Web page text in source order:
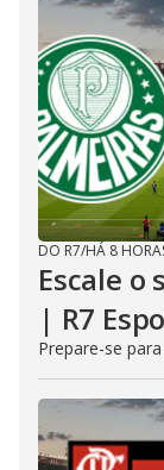
DO R7/HÁ 8
Escale
| R7
Prepare-se